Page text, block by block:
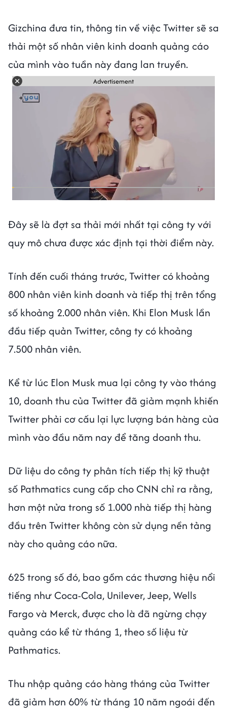
Gizchina đưa tin, thông tin về việc Twitter sẽ sa
thải một số nhân viên kinh doanh quảng cáo
của mình vào tuần này đang lan truyền.
Advertisement
Đây sẽ là đợt sa thải mới nhất tại công ty với
quy mô chưa được xác định tại thời điểm này.
Tính đến cuối tháng trước, Twitter có khoảng
800 nhân viên kinh doanh và tiếp thị trên tổng
số khoảng 2.000 nhân viên. Khi Elon Musk lần
đầu tiếp quản Twitter, công ty có khoảng
7.500 nhân viên.
Kể từ lúc Elon Musk mua lại công ty vào tháng
10, doanh thu của Twitter đã giảm mạnh khiến
Twitter phải cơ cấu lại lực lượng bán hàng của
mình vào đầu năm nay để tăng doanh thu.
Dữ liệu do công ty phân tích tiếp thị kỹ thuật
số Pathmatics cung cấp cho CNN chỉ ra rằng,
hơn một nửa trong số 1.000 nhà tiếp thị hàng
đầu trên Twitter không còn sử dụng nền tảng
này cho quảng cáo nữa.
625 trong số đó, bao gồm các thương hiệu nổi
tiếng như Coca-Cola, Unilever, Jeep, Wells
Fargo và Merck, được cho là đã ngừng chạy
quảng cáo kể từ tháng 1, theo số liệu từ
Pathmatics.
Thu nhập quảng cáo hàng tháng của Twitter
đã giảm hơn 60% từ tháng 10 năm ngoái đến